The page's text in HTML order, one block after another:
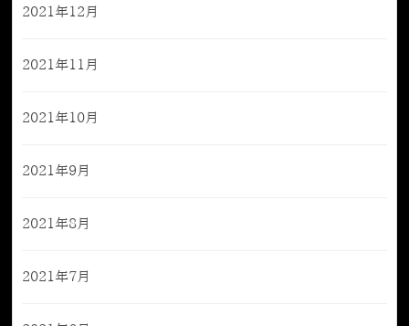
2021年12月
2021年11月
2021年10月
2021年9月
2021年8月
2021年7月